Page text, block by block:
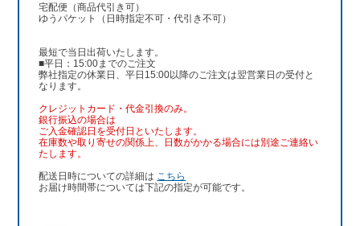
宅配便（商品代引き可）
ゆうパケット（日時指定不可・代引き不可）
最短で当日出荷いたします。
■平日：15:00までのご注文
弊社指定の休業日、平日15:00以降のご注文は翌営業日の受付と
なります。
クレジットカード・代金引換のみ。
銀行振込の場合は
ご入金確認日を受付日といたします。
在庫数や取り寄せの関係上、日数がかかる場合には別途ご連絡い
たします。
配送日時についての詳細は こちら
お届け時間帯については下記の指定が可能です。